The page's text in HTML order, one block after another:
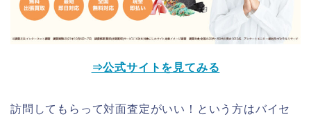
⇒公式サイトを見てみる
訪問してもらって対面査定がいい！という方はバイセ